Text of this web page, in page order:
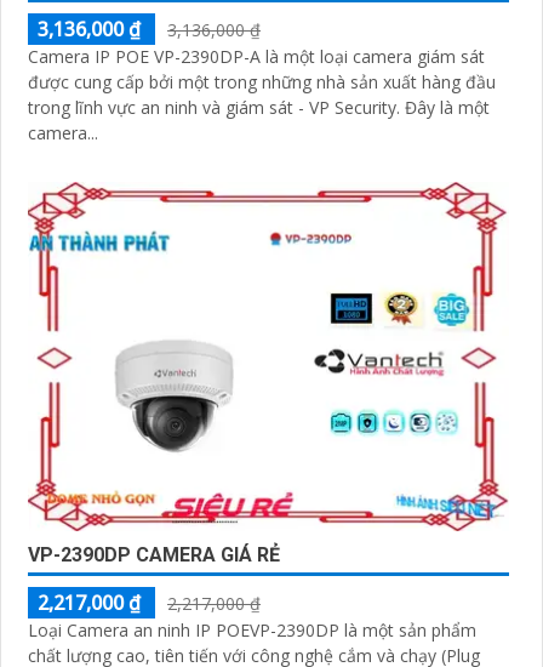
3,136,000 ₫
3,136,000 ₫
Camera IP POE VP-2390DP-A là một loại camera giám sát
được cung cấp bởi một trong những nhà sản xuất hàng đầu
trong lĩnh vực an ninh và giám sát - VP Security. Đây là một
camera...
VP-2390DP CAMERA GIÁ RẺ
2,217,000 ₫
2,217,000 ₫
Loại Camera an ninh IP POEVP-2390DP là một sản phẩm
chất lượng cao, tiên tiến với công nghệ cắm và chạy (Plug